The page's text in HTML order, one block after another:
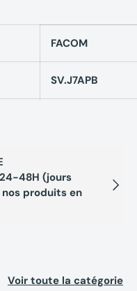
FACOM
SV.J7APB
24-48H (jours
produits en
Voir toute la catégorie